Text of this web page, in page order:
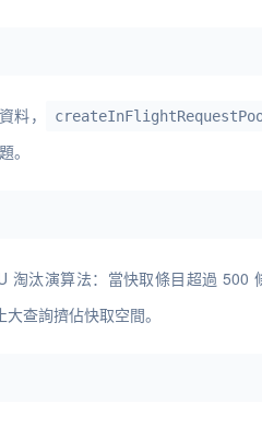
料，
。
淘汰演算法：當快取條目超過 500
查詢擠佔快取空間。